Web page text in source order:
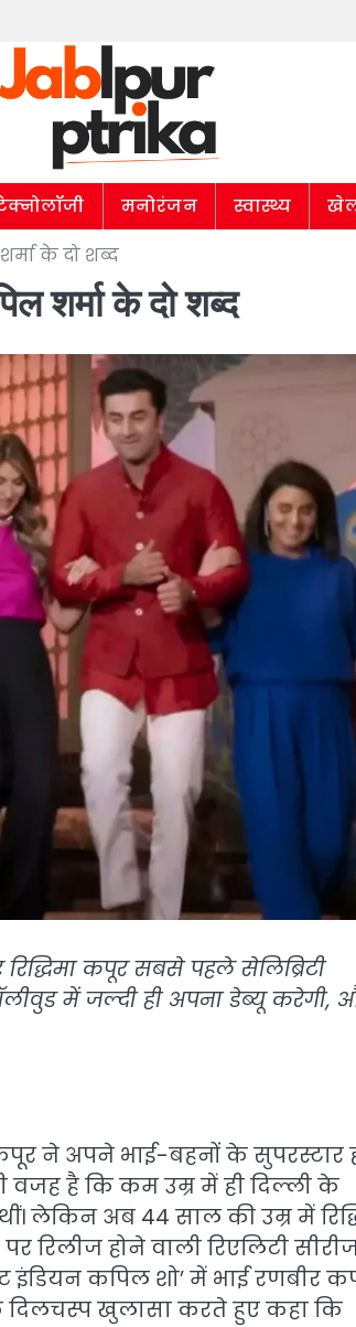
मनोरंजन स्वास्थ्य
के दो शब्द
शर्मा के दो शब्द
कपूर सबसे पहले सेलिब्रिटी
में जल्दी ही अपना डेब्यू करेगी,
ने अपने भाई-बहनों के सुपरस्टार
वजह है कि कम उम्र में ही दिल्ली के
लेकिन अब 44 साल की उम्र में
रिलीज होने वाली रिएलिटी
कपिल शो’ में भाई रणबीर
दिलचस्प खुलासा करते हुए कहा कि